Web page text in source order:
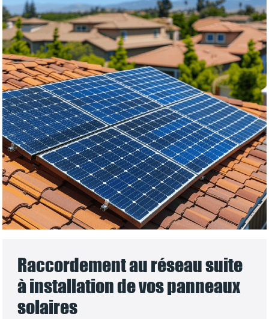
Raccordement au réseau suite
à installation de vos panneaux
solaires